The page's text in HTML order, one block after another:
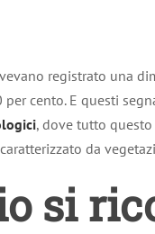
registrato una
cento. E questi
, dove tutto
da
si